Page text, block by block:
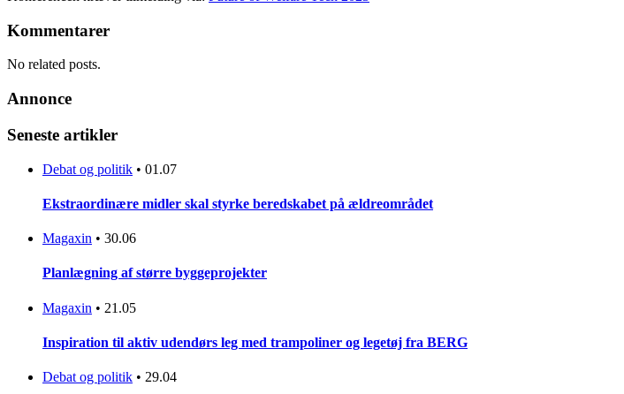
Kommentarer
No related posts.
Annonce
Seneste artikler
Debat og politik • 01.07
Ekstraordinære midler skal styrke beredskabet på ældreområdet
Magaxin • 30.06
Planlægning af større byggeprojekter
Magaxin • 21.05
Inspiration til aktiv udendørs leg med trampoliner og legetøj fra BERG
Debat og politik • 29.04